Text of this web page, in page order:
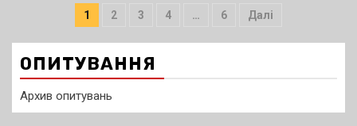
Пагінація
записів
1 2 3 4 … 6 Далі
ОПИТУВАННЯ
Архив опитувань